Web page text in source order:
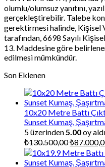
olumlu/olumsuz yanıtını,
gerçekleştirebilir. Talebe
gerektirmesi halinde, Kişisel
tarafından, 6698 Sayılı
13. Maddesine göre
edilmesi mümkündür.
Son Eklenen
10x20 Metre Battı
Sunset Kumaş,
5 üzerinden5.00oy aldı
₺130.500,00Orijinal
fiyat:
₺